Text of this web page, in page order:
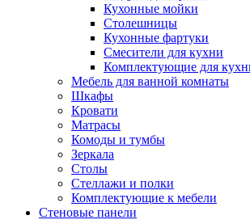
Кухонные мойки
Столешницы
Кухонные фартуки
Смесители для кухни
Комплектующие для
Мебель для ванной комнаты
Шкафы
Кровати
Матрасы
Комоды и тумбы
Зеркала
Столы
Стеллажи и полки
Комплектующие к мебели
Стеновые панели